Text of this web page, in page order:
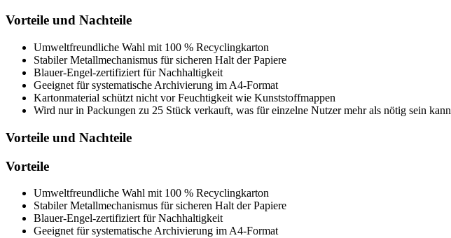
Vorteile und Nachteile
Umweltfreundliche Wahl mit 100 % Recyclingkarton
Stabiler Metallmechanismus für sicheren Halt der Papiere
Blauer-Engel-zertifiziert für Nachhaltigkeit
Geeignet für systematische Archivierung im A4-Format
Kartonmaterial schützt nicht vor Feuchtigkeit wie Kunststoffmappen
Wird nur in Packungen zu 25 Stück verkauft, was für einzelne Nutzer mehr als nötig sein kann
Vorteile und Nachteile
Vorteile
Umweltfreundliche Wahl mit 100 % Recyclingkarton
Stabiler Metallmechanismus für sicheren Halt der Papiere
Blauer-Engel-zertifiziert für Nachhaltigkeit
Geeignet für systematische Archivierung im A4-Format